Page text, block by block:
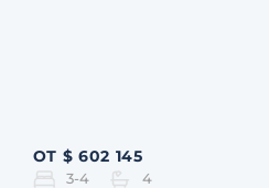
ОТ $ 602 145
3-4 4